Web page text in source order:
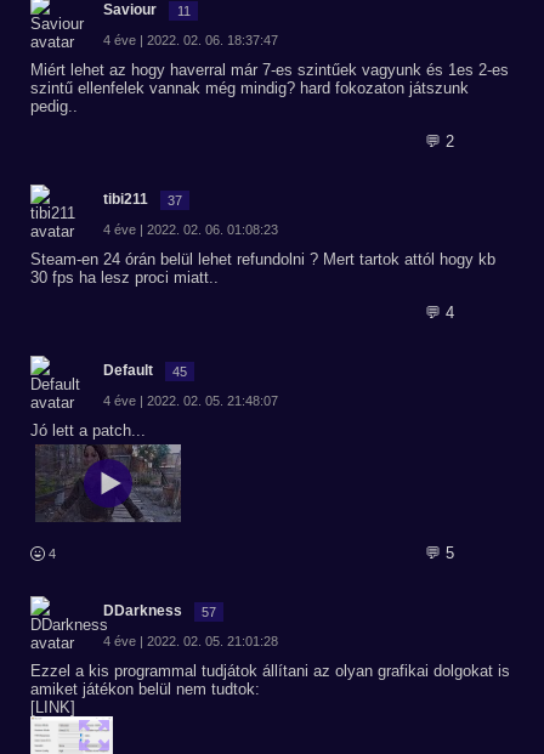
Saviour 11
4 éve | 2022. 02. 06. 18:37:47
Miért lehet az hogy haverral már 7-es szintűek vagyunk és 1es 2-es
szintű ellenfelek vannak még mindig? hard fokozaton játszunk
pedig..
💬 2
tibi211 37
4 éve | 2022. 02. 06. 01:08:23
Steam-en 24 órán belül lehet refundolni ? Mert tartok attól hogy kb
30 fps ha lesz proci miatt..
💬 4
Default 45
4 éve | 2022. 02. 05. 21:48:07
Jó lett a patch...
4 💬 5
DDarkness 57
4 éve | 2022. 02. 05. 21:01:28
Ezzel a kis programmal tudjátok állítani az olyan grafikai dolgokat is
amiket játékon belül nem tudtok:
[LINK]